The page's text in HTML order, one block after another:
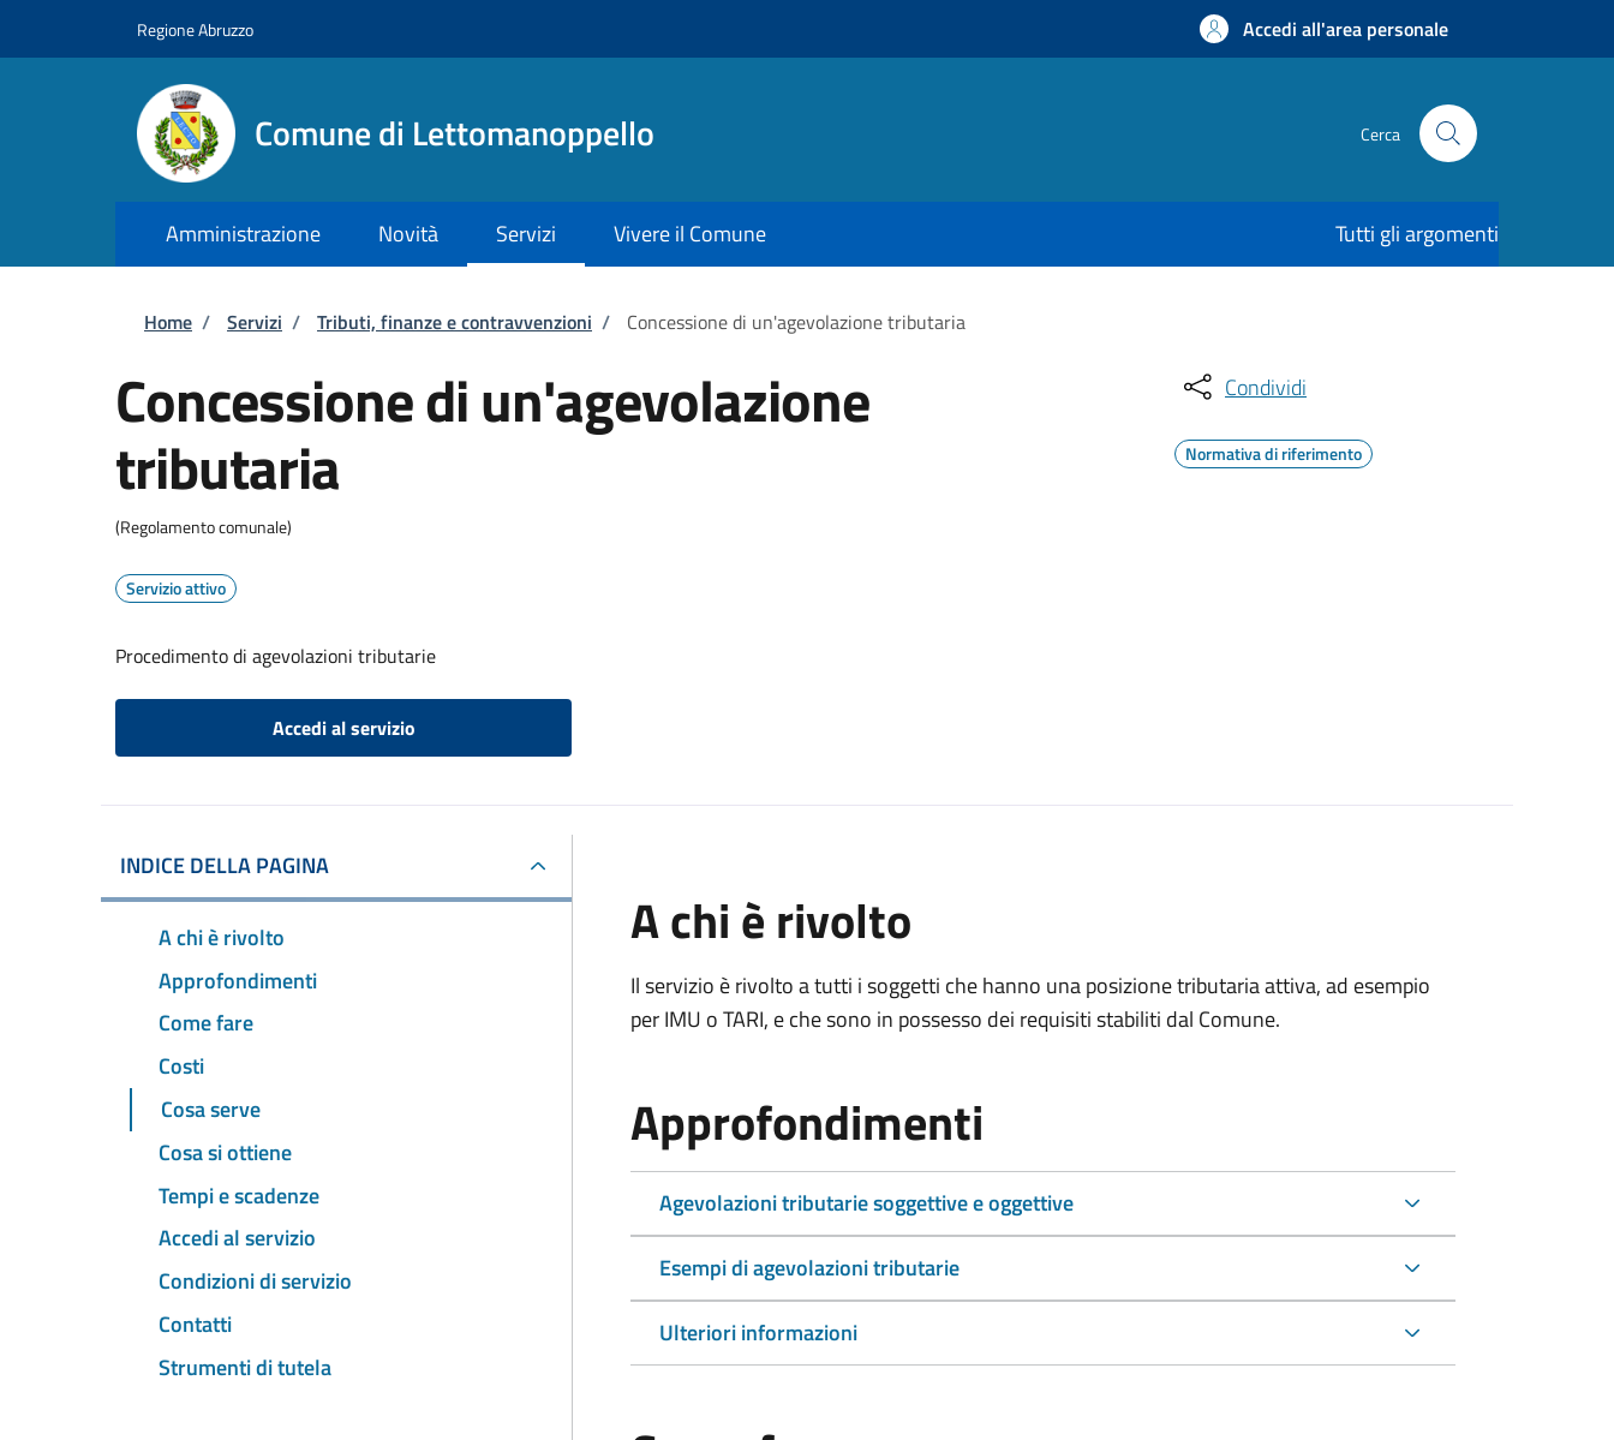
Regione Abruzzo Accedi all'area personale
Comune di Lettomanoppello Cerca
Amministrazione Novità Servizi Vivere il Comune Tutti gli argomenti
Briciole di pane
Home / Servizi / Tributi, finanze e contravvenzioni / Concessione di un'agevolazione tributaria
Concessione di un'agevolazione
tributaria
(Regolamento comunale)
Servizio attivo
Procedimento di agevolazioni tributarie
Accedi al servizio
Condividi
Normativa di riferimento
INDICE DELLA PAGINA
A chi è rivolto
Approfondimenti
Come fare
Costi
Cosa serve
Cosa si ottiene
Tempi e scadenze
Accedi al servizio
Condizioni di servizio
Contatti
Strumenti di tutela
A chi è rivolto
Il servizio è rivolto a tutti i soggetti che hanno una posizione tributaria attiva, ad esempio
per IMU o TARI, e che sono in possesso dei requisiti stabiliti dal Comune.
Approfondimenti
Agevolazioni tributarie soggettive e oggettive
Esempi di agevolazioni tributarie
Ulteriori informazioni